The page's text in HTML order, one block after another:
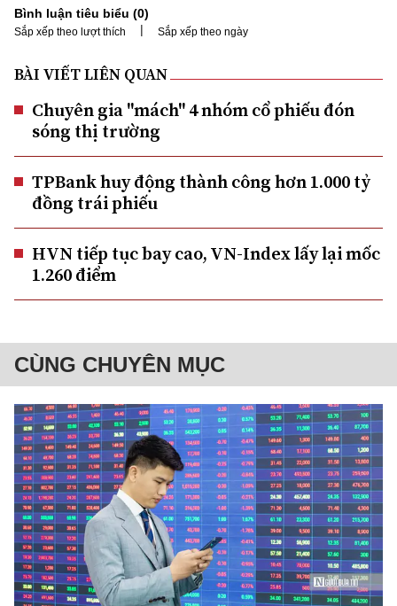
Bình luận tiêu biểu (0)
Sắp xếp theo lượt thích | Sắp xếp theo ngày
BÀI VIẾT LIÊN QUAN
Chuyên gia "mách" 4 nhóm cổ phiếu đón
sóng thị trường
TPBank huy động thành công hơn 1.000 tỷ
đồng trái phiếu
HVN tiếp tục bay cao, VN-Index lấy lại mốc
1.260 điểm
CÙNG CHUYÊN MỤC